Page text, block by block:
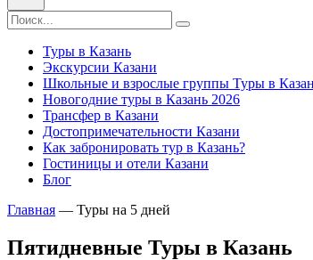
Туры в Казань
Экскурсии Казани
Школьные и взрослые группы Туры в
Новогодние туры в Казань 2026
Трансфер в Казани
Достопримечательности Казани
Как забронировать тур в Казань?
Гостиницы и отели Казани
Блог
Главная — Туры на 5 дней
Пятидневные Туры в Казань